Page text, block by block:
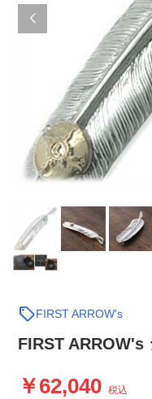
sellFIRST ARROW's
FIRST ARROW's
62,040 税込